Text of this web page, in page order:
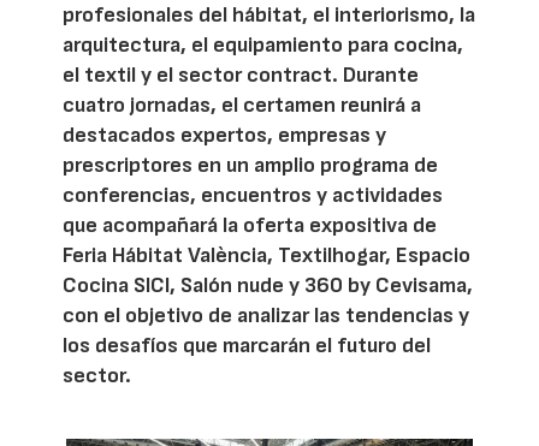
profesionales del hábitat, el interiorismo, la
arquitectura, el equipamiento para cocina,
el textil y el sector contract. Durante
cuatro jornadas, el certamen reunirá a
destacados expertos, empresas y
prescriptores en un amplio programa de
conferencias, encuentros y actividades
que acompañará la oferta expositiva de
Feria Hábitat València, Textilhogar, Espacio
Cocina SICI, Salón nude y 360 by Cevisama,
con el objetivo de analizar las tendencias y
los desafíos que marcarán el futuro del
sector.